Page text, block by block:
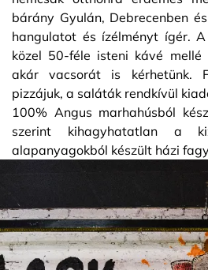
bárány Gyulán, Debrecenben
hangulatot és ízélményt ígér.
közel 50-féle isteni kávé
akár vacsorát is kérhetünk.
pizzájuk, a saláták rendkívül
100% Angus marhahúsból
szerint kihagyhatatlan a
alapanyagokból készült házi